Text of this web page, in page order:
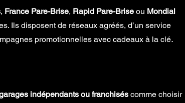
, France Pare-Brise, Rapid Pare-Brise ou Mondial
Ils disposent de réseaux agréés, d’un service
promotionnelles avec cadeaux à la clé.
indépendants ou franchisés comme choisir